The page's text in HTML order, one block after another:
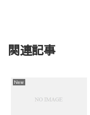
関連記事
New